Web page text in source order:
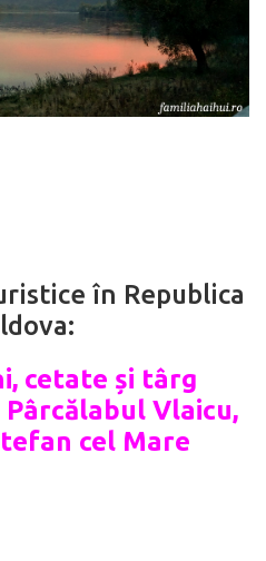
în Republica
,cetate și târg
Vlaicu,
cel Mare